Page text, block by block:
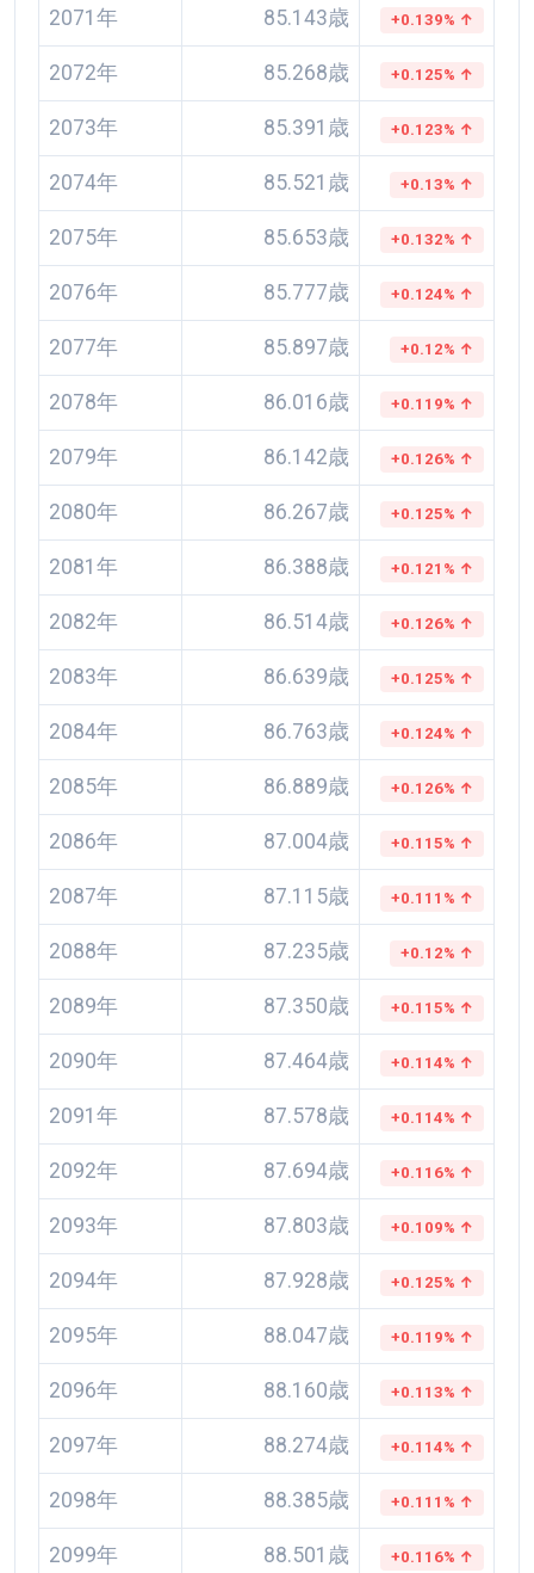
2071年 85.143歳 +0.139% ↑
2072年 85.268歳 +0.125% ↑
2073年 85.391歳 +0.123% ↑
2074年 85.521歳 +0.13% ↑
2075年 85.653歳 +0.132% ↑
2076年 85.777歳 +0.124% ↑
2077年 85.897歳 +0.12% ↑
2078年 86.016歳 +0.119% ↑
2079年 86.142歳 +0.126% ↑
2080年 86.267歳 +0.125% ↑
2081年 86.388歳 +0.121% ↑
2082年 86.514歳 +0.126% ↑
2083年 86.639歳 +0.125% ↑
2084年 86.763歳 +0.124% ↑
2085年 86.889歳 +0.126% ↑
2086年 87.004歳 +0.115% ↑
2087年 87.115歳 +0.111% ↑
2088年 87.235歳 +0.12% ↑
2089年 87.350歳 +0.115% ↑
2090年 87.464歳 +0.114% ↑
2091年 87.578歳 +0.114% ↑
2092年 87.694歳 +0.116% ↑
2093年 87.803歳 +0.109% ↑
2094年 87.928歳 +0.125% ↑
2095年 88.047歳 +0.119% ↑
2096年 88.160歳 +0.113% ↑
2097年 88.274歳 +0.114% ↑
2098年 88.385歳 +0.111% ↑
2099年 88.501歳 +0.116% ↑